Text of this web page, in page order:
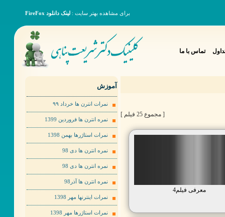
برای مشاهده بهتر سایت : لینک دانلود FireFox
تماس با ما
[ مجموع 25 فیلم ]
معرفی فیلم4
آموزش
نمرات انترن ها خرداد ٩٩
نمره انترن ها فروردین 1399
نمرات استاژرها بهمن 1398
نمره انترن ها دی 98
نمره انترن ها دی 98
نمره انترن ها آذر98
نمرات اینترنها مهر 1398
نمرات استاژرها مهر 1398